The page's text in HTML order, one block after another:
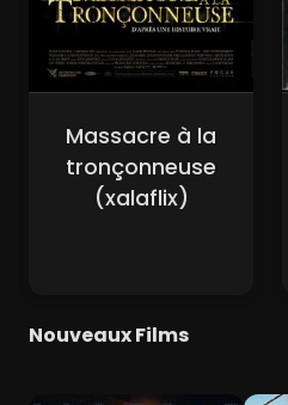
Massacre à la
tronçonneuse
(xalaflix)
Nouveaux Films